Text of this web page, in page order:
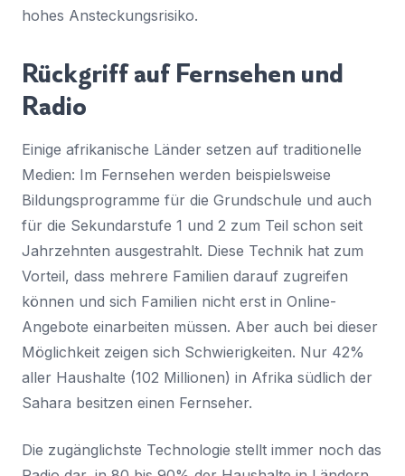
hohes Ansteckungsrisiko.
Rückgriff auf Fernsehen und
Radio
Einige afrikanische Länder setzen auf traditionelle
Medien: Im Fernsehen werden beispielsweise
Bildungsprogramme für die Grundschule und auch
für die Sekundarstufe 1 und 2 zum Teil schon seit
Jahrzehnten ausgestrahlt. Diese Technik hat zum
Vorteil, dass mehrere Familien darauf zugreifen
können und sich Familien nicht erst in Online-
Angebote einarbeiten müssen. Aber auch bei dieser
Möglichkeit zeigen sich Schwierigkeiten. Nur 42%
aller Haushalte (102 Millionen) in Afrika südlich der
Sahara besitzen einen Fernseher.
Die zugänglichste Technologie stellt immer noch das